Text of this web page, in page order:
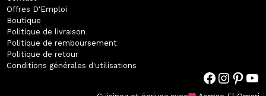
Offres D'Emploi
Boutique
Politique de livraison
Politique de remboursement
Politique de retour
Conditions générales d'utilisations
Facebook Instagram Pinterest #